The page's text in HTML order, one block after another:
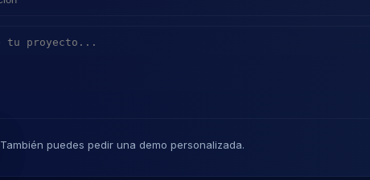
También puedes pedir una demo personalizada.